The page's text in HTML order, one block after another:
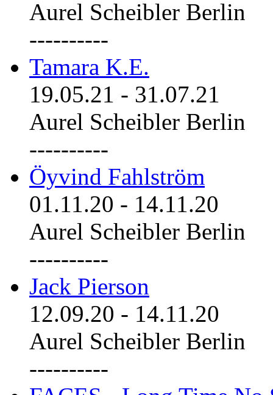
Aurel Scheibler Berlin
----------
Tamara K.E.
19.05.21 - 31.07.21
Aurel Scheibler Berlin
----------
Öyvind Fahlström
01.11.20 - 14.11.20
Aurel Scheibler Berlin
----------
Jack Pierson
12.09.20 - 14.11.20
Aurel Scheibler Berlin
----------